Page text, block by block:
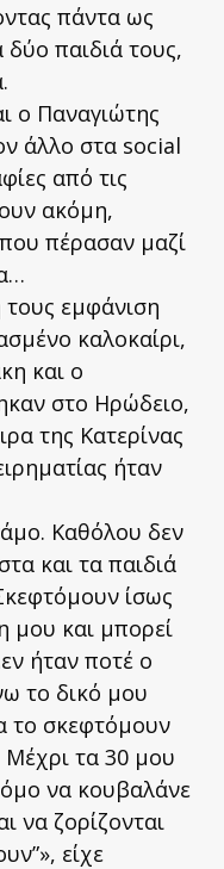
πάντα ως
παιδιά τους,
ο Παναγιώτης
άλλο στα social
από τις
ακόμη,
πέρασαν μαζί
τους εμφάνιση
καλοκαίρι,
και ο
στο Ηρώδειο,
της Κατερίνας
ήταν
Καθόλου δεν
και τα παιδιά
ίσως
μου και μπορεί
ήταν ποτέ ο
το δικό μου
το σκεφτόμουν
τα 30 μου
να κουβαλάνε
να ζορίζονται
είχε